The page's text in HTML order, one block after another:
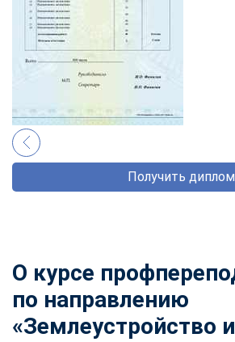
Получить диплом
О курсе
по направлению
«Землеустройство